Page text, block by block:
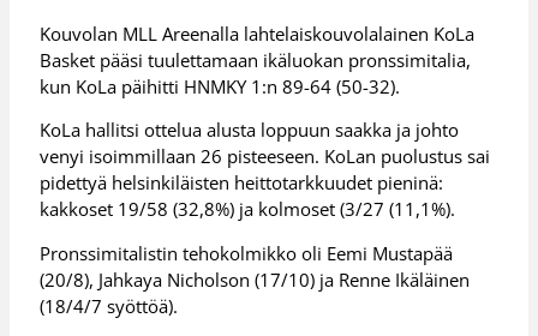
Kouvolan MLL Areenalla lahtelaiskouvolalainen KoLa
Basket pääsi tuulettamaan ikäluokan pronssimitalia,
kun KoLa päihitti HNMKY 1:n 89-64 (50-32).
KoLa hallitsi ottelua alusta loppuun saakka ja johto
venyi isoimmillaan 26 pisteeseen. KoLan puolustus sai
pidettyä helsinkiläisten heittotarkkuudet pieninä:
kakkoset 19/58 (32,8%) ja kolmoset (3/27 (11,1%).
Pronssimitalistin tehokolmikko oli Eemi Mustapää
(20/8), Jahkaya Nicholson (17/10) ja Renne Ikäläinen
(18/4/7 syöttöä).